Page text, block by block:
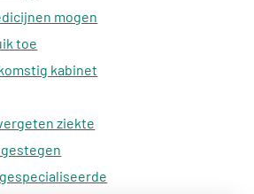
mogen
toe
kabinet
ziekte